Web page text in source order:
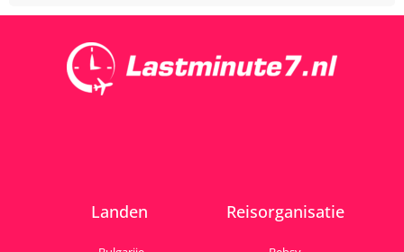
Landen Reisorganisatie